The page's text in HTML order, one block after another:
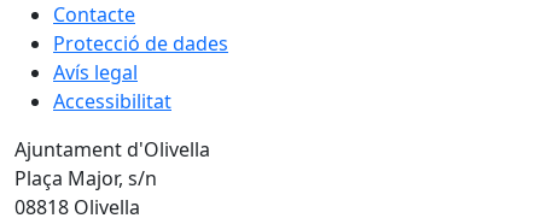
Contacte
Protecció de dades
Avís legal
Accessibilitat
Ajuntament d'Olivella
Plaça Major, s/n
08818 Olivella